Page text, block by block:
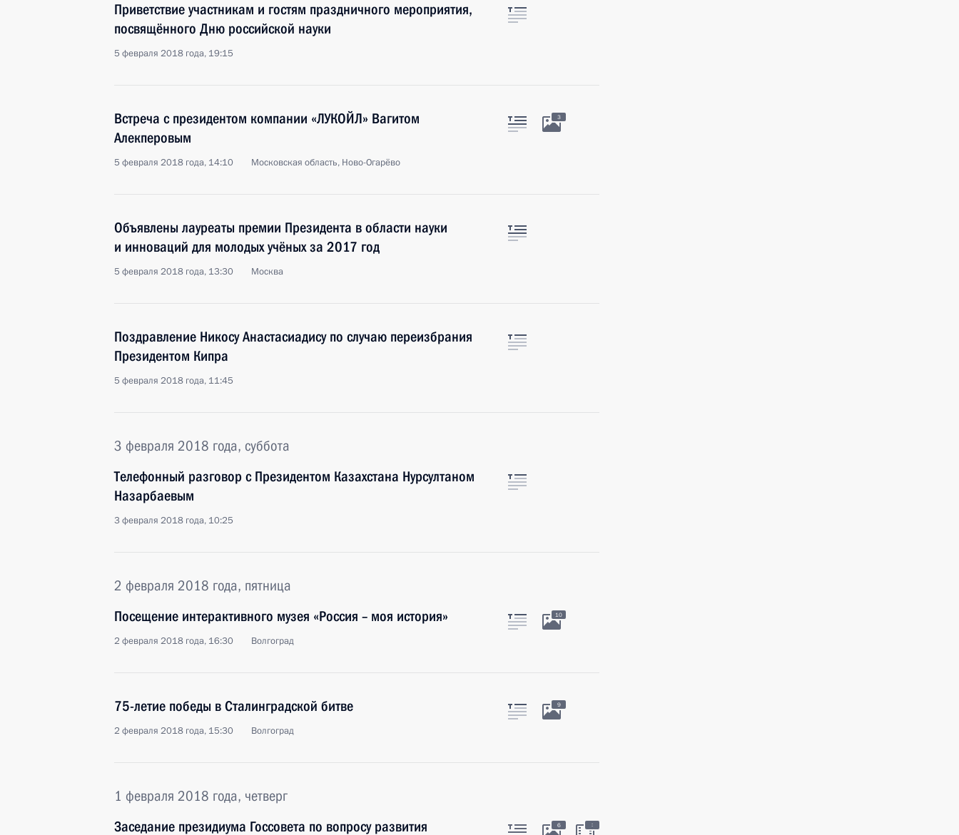
Приветствие участникам и гостям праздничного мероприятия,
посвящённого Дню российской науки
5 февраля 2018 года, 19:15
Встреча с президентом компании «ЛУКОЙЛ» Вагитом
Алекперовым
5 февраля 2018 года, 14:10 Московская область, Ново-Огарёво
3
Объявлены лауреаты премии Президента в области науки
и инноваций для молодых учёных за 2017 год
5 февраля 2018 года, 13:30 Москва
Поздравление Никосу Анастасиадису по случаю переизбрания
Президентом Кипра
5 февраля 2018 года, 11:45
3 февраля 2018 года, суббота
Телефонный разговор с Президентом Казахстана Нурсултаном
Назарбаевым
3 февраля 2018 года, 10:25
2 февраля 2018 года, пятница
Посещение интерактивного музея «Россия – моя история»
2 февраля 2018 года, 16:30 Волгоград
10
75-летие победы в Сталинградской битве
2 февраля 2018 года, 15:30 Волгоград
9
1 февраля 2018 года, четверг
Заседание президиума Госсовета по вопросу развития
6 :